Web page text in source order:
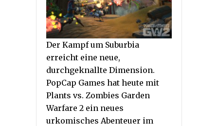
Der Kampf um Suburbia
erreicht eine neue,
durchgeknallte Dimension.
PopCap Games hat heute mit
Plants vs. Zombies Garden
Warfare 2 ein neues
urkomisches Abenteuer im